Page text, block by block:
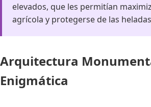
elevados, que les permitían
agrícola y protegerse de las
Arquitectura
Enigmática